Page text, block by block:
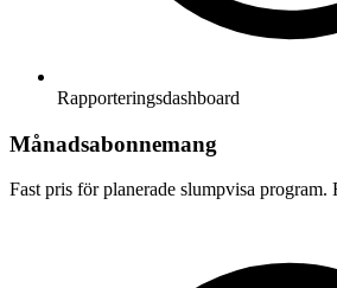
Rapporteringsdashboard
Månadsabonnemang
Fast pris för planerade slumpvisa program.